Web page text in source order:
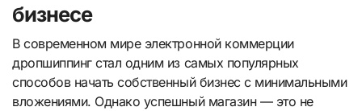
бизнесе
В современном мире электронной коммерции
дропшиппинг стал одним из самых популярных
способов начать собственный бизнес с минимальными
вложениями. Однако успешный магазин — это не